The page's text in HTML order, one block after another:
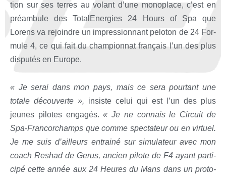
tion sur ses terres au volant d’une mono­place, c’est en
pré­am­bule des Tota­lE­ner­gies 24 Hours of Spa que
Lorens va rejoindre un impres­sion­nant pelo­ton de 24 For­
mule 4, ce qui fait du cham­pion­nat fran­çais l’un des plus
dis­pu­tés en Europe.
« Je serai dans mon pays, mais ce sera pour­tant une
totale décou­verte », insiste celui qui est l’un des plus
jeunes pilotes enga­gés.« Je ne connais le Cir­cuit de
Spa-Fran­cor­champs que comme spec­ta­teur ou en vir­tuel.
Je me suis d’ailleurs entrai­né sur simu­la­teur avec mon
coach Reshad de Gerus, ancien pilote de F4 ayant par­ti­
ci­pé cette année aux 24 Heures du Mans dans un pro­to­